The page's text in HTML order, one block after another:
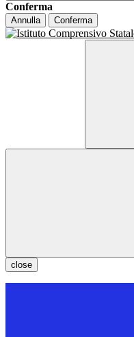
Conferma
Annulla Conferma
close